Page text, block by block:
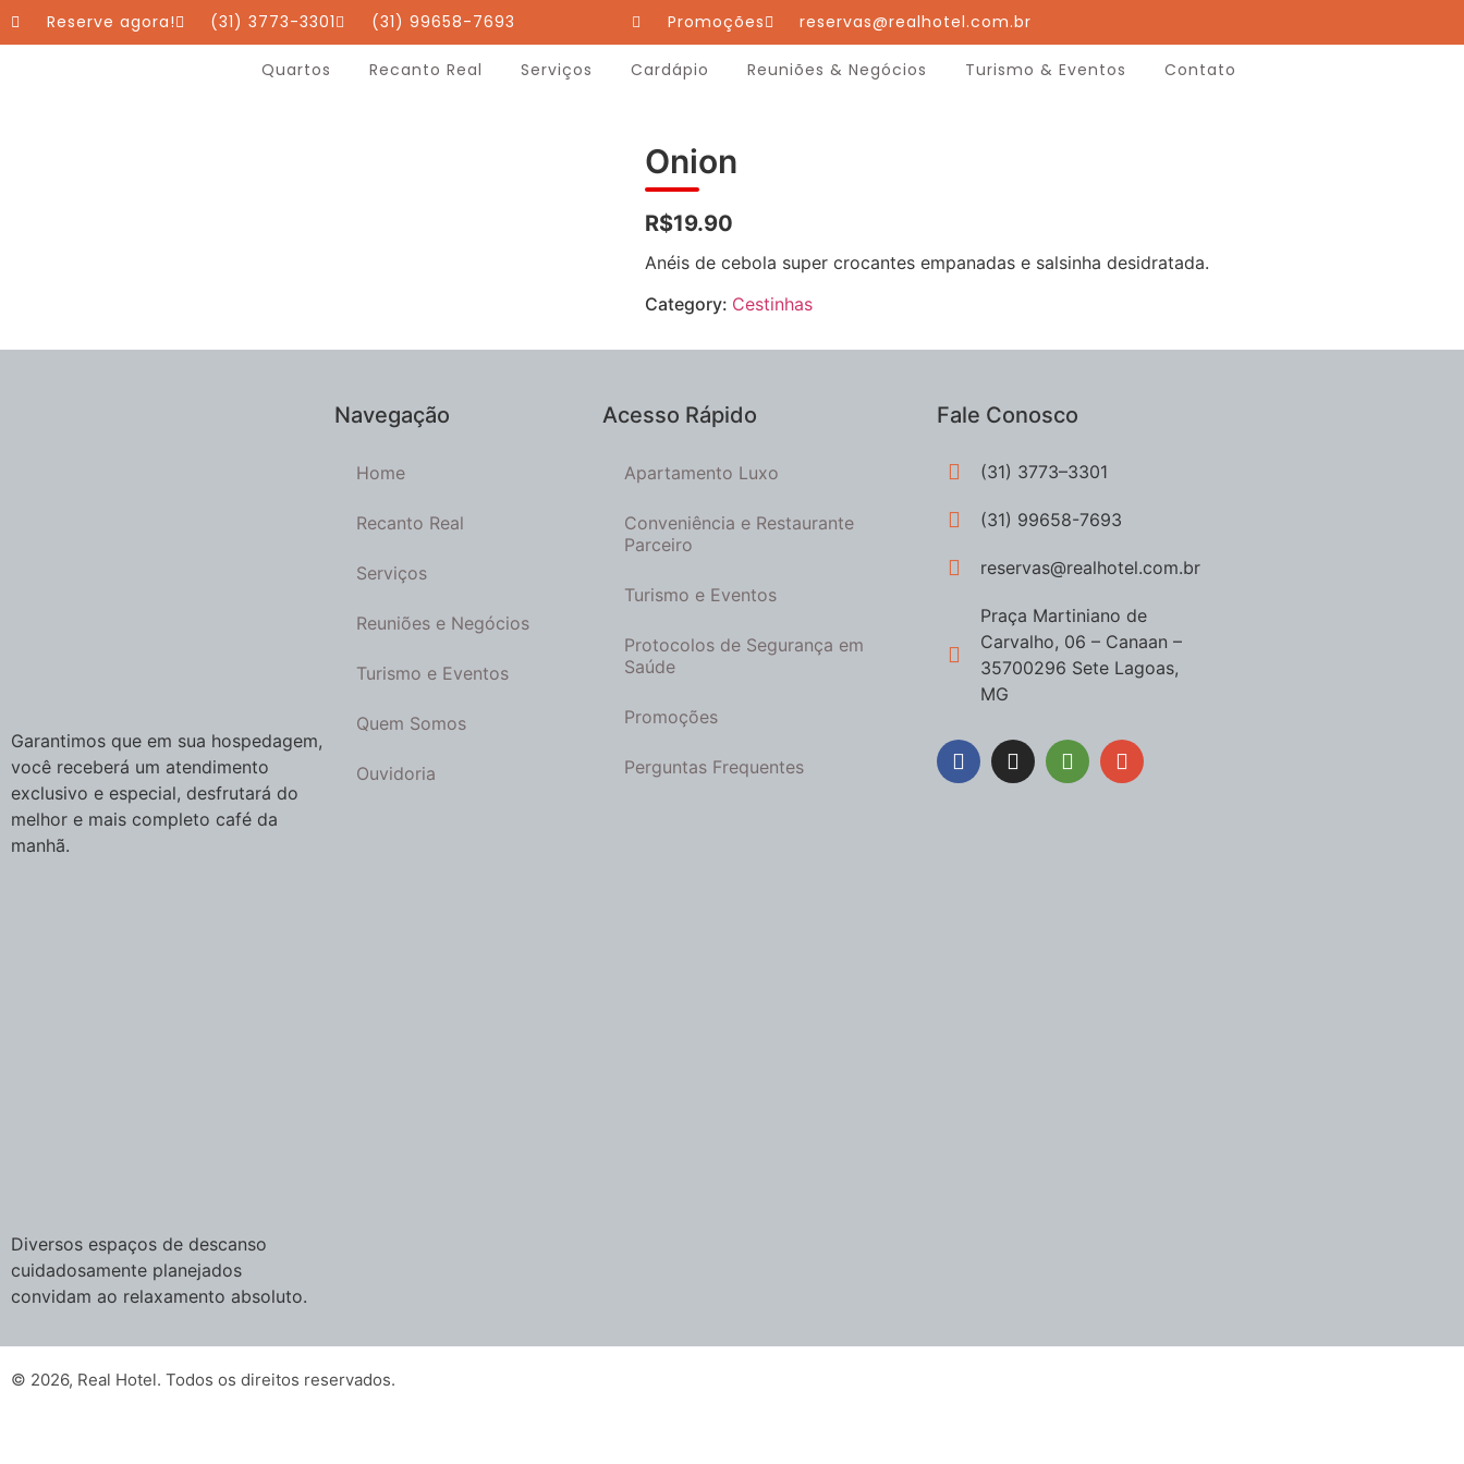
Reserve agora! (31) 3773-3301 (31) 99658-7693 Promoções reservas@realhotel.com.br
Quartos Recanto Real Serviços Cardápio Reuniões & Negócios Turismo & Eventos Contato
Onion
R$19.90
Anéis de cebola super crocantes empanadas e salsinha desidratada.
Category: Cestinhas
Garantimos que em sua hospedagem,
você receberá um atendimento
exclusivo e especial, desfrutará do
melhor e mais completo café da
manhã.
Diversos espaços de descanso
cuidadosamente planejados
convidam ao relaxamento absoluto.
Navegação
Home
Recanto Real
Serviços
Reuniões e Negócios
Turismo e Eventos
Quem Somos
Ouvidoria
Acesso Rápido
Apartamento Luxo
Conveniência e Restaurante
Parceiro
Turismo e Eventos
Protocolos de Segurança em
Saúde
Promoções
Perguntas Frequentes
Fale Conosco
(31) 3773–3301
(31) 99658-7693
reservas@realhotel.com.br
Praça Martiniano de
Carvalho, 06 – Canaan –
35700296 Sete Lagoas,
MG
© 2026, Real Hotel. Todos os direitos reservados.